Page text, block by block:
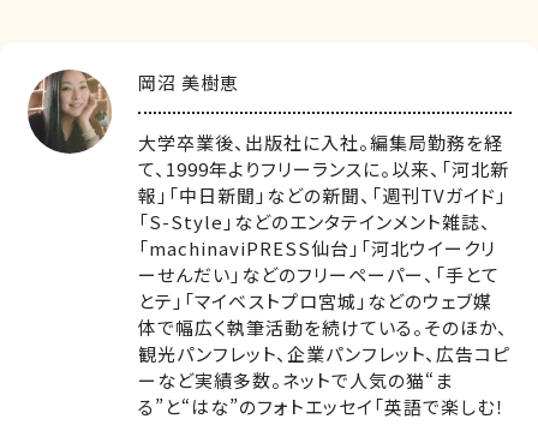
岡沼 美樹恵
大学卒業後、出版社に入社。編集局勤務を経
て、1999年よりフリーランスに。以来、「河北新
報」「中日新聞」などの新聞、「週刊TVガイド」
「S-Style」などのエンタテインメント雑誌、
「machinaviPRESS仙台」「河北ウイークリ
ーせんだい」などのフリーペーパー、「手とて
とテ」「マイベストプロ宮城」などのウェブ媒
体で幅広く執筆活動を続けている。そのほか、
観光パンフレット、企業パンフレット、広告コピ
ーなど実績多数。ネットで人気の猫“ま
る”と“はな”のフォトエッセイ「英語で楽しむ！